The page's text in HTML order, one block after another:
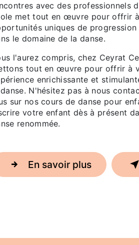
avec des professionnels
met tout en œuvre pour offrir
uniques de
le domaine de la danse.
l'aurez compris, chez Ceyrat
tout en œuvre pour offrir à
enrichissante et
N'hésitez pas à nous
sur nos cours de danse pour
votre enfant dès à présent
renommée.
En savoir plus